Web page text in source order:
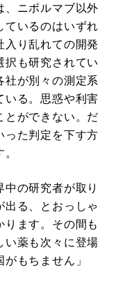
、ニボルマブ以外
ているのはいずれ
入り乱れての開発
択も研究されてい
社が別々の測定系
いる。思惑や利害
とができない。だ
った判定を下す方
の研究者が取り
る、とおっしゃ
ります。その間も
い薬も次々に登場
もちません」